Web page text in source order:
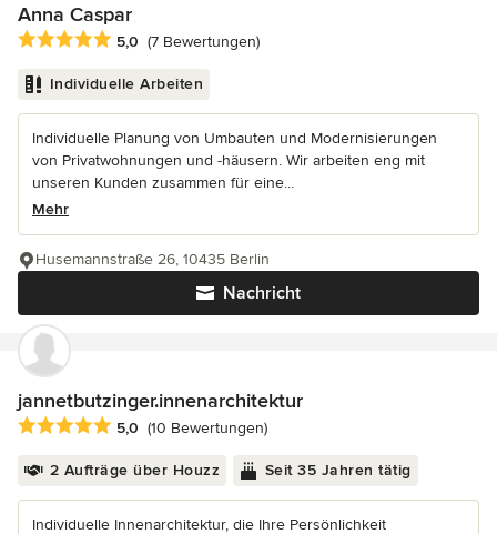
Anna Caspar
Durchschnittliche Bewertung: 5 von 5 Sternen
5,0 (7 Bewertungen)
Individuelle Arbeiten
Individuelle Planung von Umbauten und Modernisierungen
von Privatwohnungen und -häusern. Wir arbeiten eng mit
unseren Kunden zusammen für eine...
Mehr
Nachricht
Husemannstraße 26, 10435 Berlin
jannetbutzinger.innenarchitektur
Durchschnittliche Bewertung: 5 von 5 Sternen
5,0 (10 Bewertungen)
2 Aufträge über Houzz Seit 35 Jahren tätig
Individuelle Innenarchitektur, die Ihre Persönlichkeit